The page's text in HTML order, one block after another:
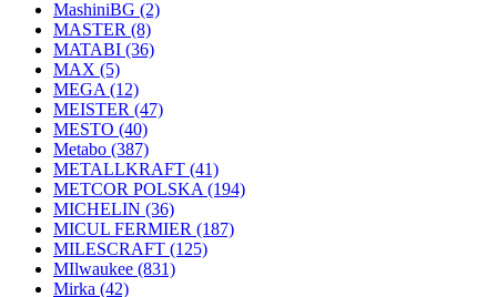
MashiniBG (2)
MASTER (8)
MATABI (36)
MAX (5)
MEGA (12)
MEISTER (47)
MESTO (40)
Metabo (387)
METALLKRAFT (41)
METCOR POLSKA (194)
MICHELIN (36)
MICUL FERMIER (187)
MILESCRAFT (125)
MIlwaukee (831)
Mirka (42)